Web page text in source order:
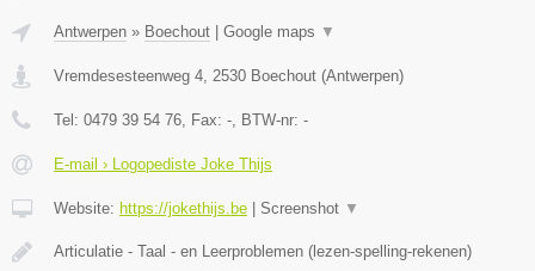
Antwerpen » Boechout Google maps ▼
Vremdesesteenweg 4, 2530 Boechout (Antwerpen)
Tel: 0479 39 54 76, Fax: -, BTW-nr: -
E-mail › Logopediste Joke Thijs
Website: https://jokethijs.be Screenshot ▼
Articulatie - Taal - en Leerproblemen (lezen-spelling-rekenen)